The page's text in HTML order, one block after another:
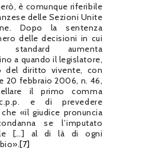
è comunque riferibile
delle Sezioni Unite
Dopo la sentenza
delle decisioni in cui
aumenta
a quando il legislatore,
del diritto vivente, con
20 febbraio 2006, n. 46,
il primo comma
e di prevedere
«il giudice pronuncia
se l’imputato
[…] al di là di ogni
[7]